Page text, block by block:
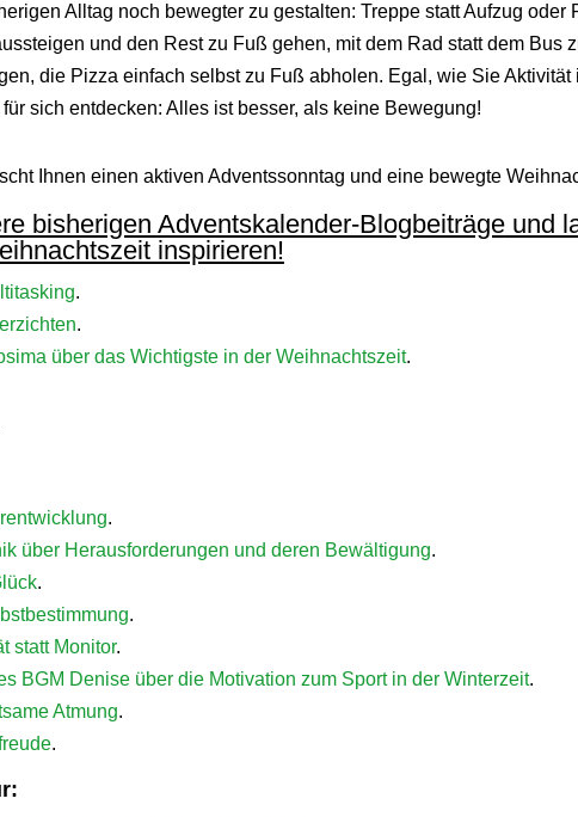
Alltag noch bewegter zu gestalten: Treppe statt Aufzug oder
und den Rest zu Fuß gehen, mit dem Rad statt dem Bus
die Pizza einfach selbst zu Fuß abholen. Egal, wie Sie Aktivität
sich entdecken: Alles ist besser, als keine Bewegung!
Ihnen einen aktiven Adventssonntag und eine bewegte
bisherigen Adventskalender-Blogbeiträgeund
inspirieren!
.
.
über das Wichtigste in der Weihnachtszeit.
.
über Herausforderungen und deren Bewältigung.
.
.
statt Monitor.
BGM Denise über die Motivation zum Sport in der Winterzeit.
Atmung.
.